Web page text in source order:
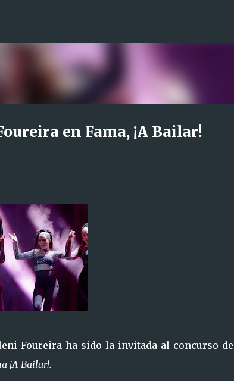
en Fama, ¡A Bailar!
Foureira ha sido la invitada al concurso de
¡A Bailar!.